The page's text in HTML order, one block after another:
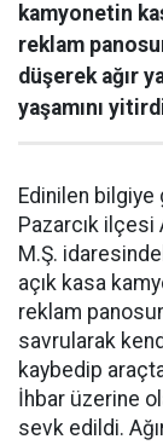
kamyonetin
reklam
düşerek ağır
yaşamını
Edinilen
Pazarcık
M.Ş.
açık kasa
reklam
savrularak
kaybedip
İhbar üzerine
sevk edildi.